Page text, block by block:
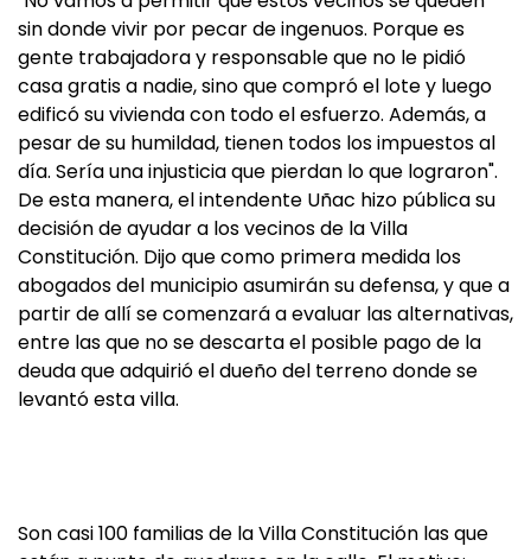
sin donde vivir por pecar de ingenuos. Porque es
gente trabajadora y responsable que no le pidió
casa gratis a nadie, sino que compró el lote y luego
edificó su vivienda con todo el esfuerzo. Además, a
pesar de su humildad, tienen todos los impuestos al
día. Sería una injusticia que pierdan lo que lograron".
De esta manera, el intendente Uñac hizo pública su
decisión de ayudar a los vecinos de la Villa
Constitución. Dijo que como primera medida los
abogados del municipio asumirán su defensa, y que a
partir de allí se comenzará a evaluar las alternativas,
entre las que no se descarta el posible pago de la
deuda que adquirió el dueño del terreno donde se
levantó esta villa.
Son casi 100 familias de la Villa Constitución las que